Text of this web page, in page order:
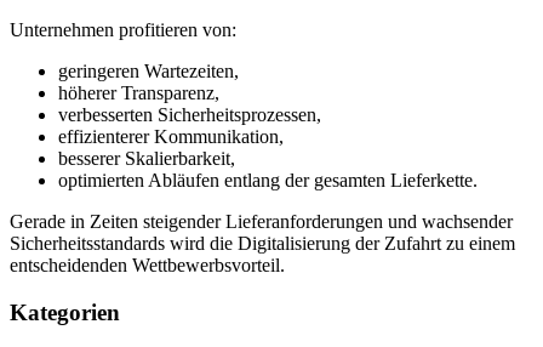
Unternehmen profitieren von:
geringeren Wartezeiten,
höherer Transparenz,
verbesserten Sicherheitsprozessen,
effizienterer Kommunikation,
besserer Skalierbarkeit,
optimierten Abläufen entlang der gesamten Lieferkette.
Gerade in Zeiten steigender Lieferanforderungen und wachsender
Sicherheitsstandards wird die Digitalisierung der Zufahrt zu einem
entscheidenden Wettbewerbsvorteil.
Kategorien